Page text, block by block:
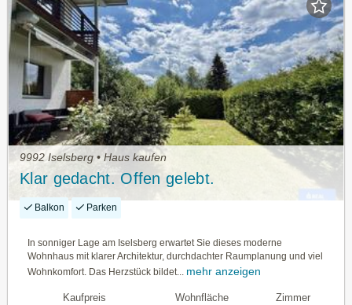
9992 Iselsberg • Haus kaufen
Klar gedacht. Offen gelebt.
Balkon Parken
In sonniger Lage am Iselsberg erwartet Sie dieses moderne
Wohnhaus mit klarer Architektur, durchdachter Raumplanung und viel
Wohnkomfort. Das Herzstück bildet... mehr anzeigen
Kaufpreis Wohnfläche Zimmer